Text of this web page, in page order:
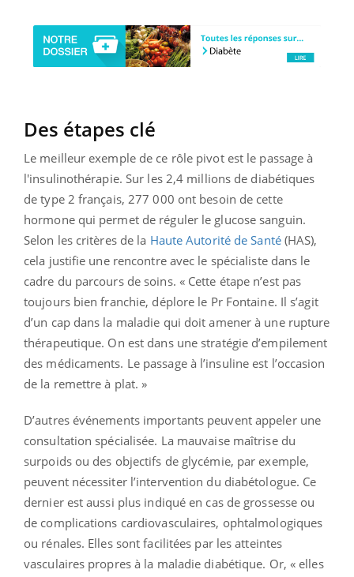
Des étapes clé
Le meilleur exemple de ce rôle pivot est le passage à
l'insulinothérapie. Sur les 2,4 millions de diabétiques
de type 2 français, 277 000 ont besoin de cette
hormone qui permet de réguler le glucose sanguin.
Selon les critères de la Haute Autorité de Santé(HAS),
cela justifie une rencontre avec le spécialiste dans le
cadre du parcours de soins. « Cette étape n’est pas
toujours bien franchie, déplore le Pr Fontaine. Il s’agit
d’un cap dans la maladie qui doit amener à une rupture
thérapeutique. On est dans une stratégie d’empilement
des médicaments. Le passage à l’insuline est l’occasion
de la remettre à plat. »
D’autres événements importants peuvent appeler une
consultation spécialisée. La mauvaise maîtrise du
surpoids ou des objectifs de glycémie, par exemple,
peuvent nécessiter l’intervention du diabétologue. Ce
dernier est aussi plus indiqué en cas de grossesse ou
de complications cardiovasculaires, ophtalmologiques
ou rénales. Elles sont facilitées par les atteintes
vasculaires propres à la maladie diabétique. Or, « elles